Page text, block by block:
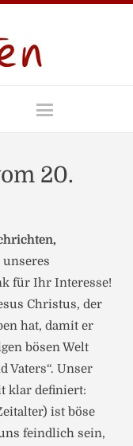
20.
unseres
für Ihr Interesse!
Christus, der
hat, damit er
bösen Welt
Vaters“. Unser
klar definiert:
ist böse
feindlich sein,